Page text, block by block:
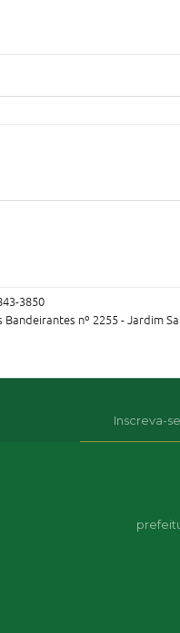
3850
Bandeirantes nº 2255 - Jardim
Inscreva-